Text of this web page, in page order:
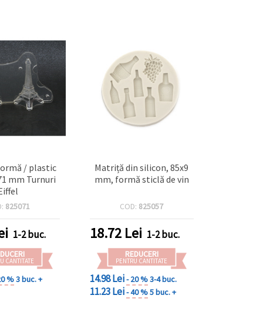
/ plastic
mm Turnuri
825071
1-2 buc.
CANTITATE
%3 buc. +
Matriță din silicon, 85x9
mm, formă sticlă de vin
COD: 825057
18.72Lei 1-2 buc.
REDUCERI
PENTRU CANTITATE
14.98 Lei- 20 %3-4 buc.
11.23 Lei- 40 %5 buc. +